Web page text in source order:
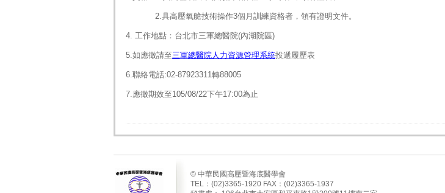
2.具高壓氧艙技術操作3個月訓練資格者，領有證明文件。
4. 工作地點：台北市三軍總醫院(內湖院區)
5.如應徵請至三軍總醫院人力資源管理系統投遞履歷表
6.聯絡電話:02-87923311轉88005
7.應徵期效至105/08/22下午17:00為止
© 中華民國高壓暨海底醫學會
TEL：(02)3365-1920 FAX：(02)3365-1937